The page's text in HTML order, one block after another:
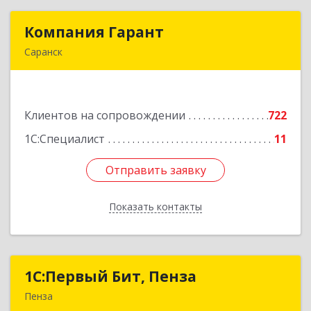
Компания Гарант
Саранск
Клиентов на сопровождении
722
1С:Специалист
11
Отправить заявку
Показать контакты
Компания Гарант
Подробнее
Отправить заявку
Назад
1С:Первый Бит, Пенза
Пенза
1С:Первый Бит, Пенза